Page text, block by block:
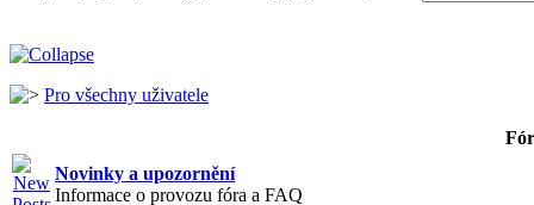
Pro všechny uživatele
Novinky a upozornění
Informace o provozu fóra a FAQ